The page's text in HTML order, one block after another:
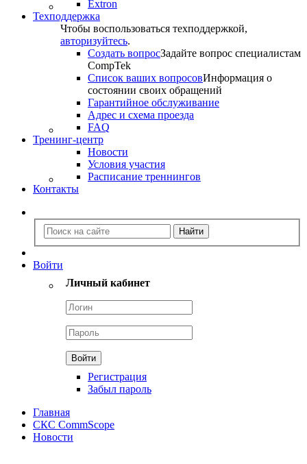
Extron
Техподдержка
Чтобы воспользоваться техподдержкой,
авторизуйтесь.
Создать вопросЗадайте вопрос специалистам
CompTek
Список ваших вопросовИнформация о
состоянии своих обращений
Гарантийное обслуживание
Адрес и схема проезда
FAQ
Тренинг-центр
Новости
Условия участия
Расписание треннингов
Контакты
Войти
Личный кабинет
Регистрация
Забыл пароль
Главная
СКС CommScope
Новости